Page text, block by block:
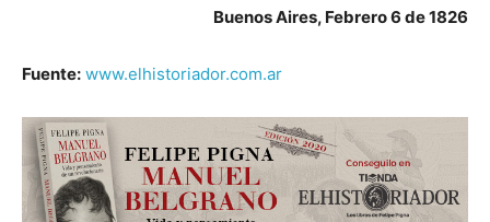
Buenos Aires, Febrero 6 de 1826
Fuente: www.elhistoriador.com.ar